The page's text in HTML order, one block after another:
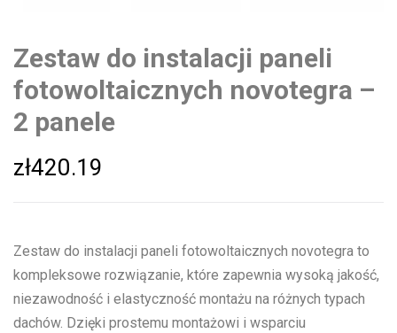
Zestaw do instalacji paneli
fotowoltaicznych novotegra –
2 panele
zł420.19
Zestaw do instalacji paneli fotowoltaicznych novotegra to
kompleksowe rozwiązanie, które zapewnia wysoką jakość,
niezawodność i elastyczność montażu na różnych typach
dachów. Dzięki prostemu montażowi i wsparciu